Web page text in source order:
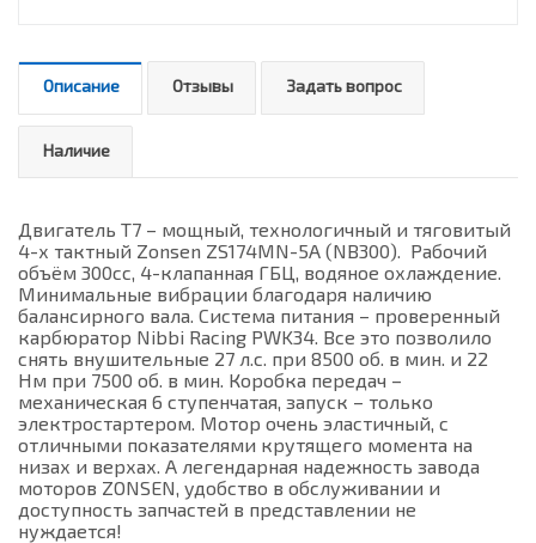
Описание Отзывы Задать вопрос
Наличие
Двигатель T7 – мощный, технологичный и тяговитый
4-х тактный Zonsen ZS174MN-5A (NB300). Рабочий
объём 300сс, 4-клапанная ГБЦ, водяное охлаждение.
Минимальные вибрации благодаря наличию
балансирного вала. Система питания – проверенный
карбюратор Nibbi Racing PWK34. Все это позволило
снять внушительные 27 л.с. при 8500 об. в мин. и 22
Нм при 7500 об. в мин. Коробка передач –
механическая 6 ступенчатая, запуск – только
электростартером. Мотор очень эластичный, с
отличными показателями крутящего момента на
низах и верхах. А легендарная надежность завода
моторов ZONSEN, удобство в обслуживании и
доступность запчастей в представлении не
нуждается!